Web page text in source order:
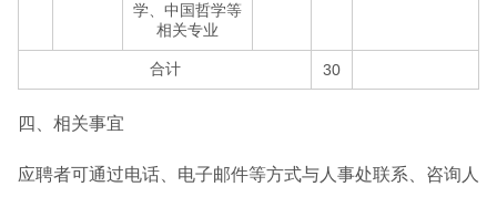
学、中国哲学等
相关专业
合计 30
四、相关事宜
应聘者可通过电话、电子邮件等方式与人事处联系、咨询人